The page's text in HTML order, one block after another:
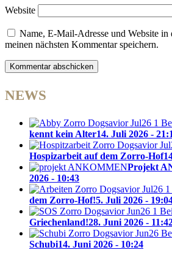
Website
Name, E-Mail-Adresse und Website in
meinen nächsten Kommentar speichern.
NEWS
kennt kein Alter14. Juli 2026 -
Hospizarbeit auf dem Zorro-Hof
Projekt
2026 - 10:43
dem Zorro-Hof!5. Juli 2026 -
Griechenland!28. Juni 2026 -
Schubi14. Juni 2026 - 10:24